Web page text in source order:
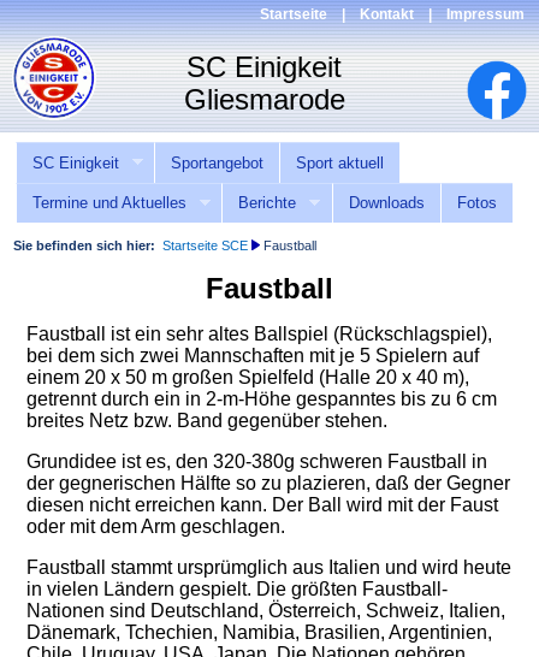
Startseite | Kontakt | Impressum
SC Einigkeit Sportangebot Sport aktuell
Termine und Aktuelles Berichte Downloads Fotos
Sie befinden sich hier: Startseite SCE Faustball
Faustball
Faustball ist ein sehr altes Ballspiel (Rückschlagspiel),
bei dem sich zwei Mannschaften mit je 5 Spielern auf
einem 20 x 50 m großen Spielfeld (Halle 20 x 40 m),
getrennt durch ein in 2-m-Höhe gespanntes bis zu 6 cm
breites Netz bzw. Band gegenüber stehen.
Grundidee ist es, den 320-380g schweren Faustball in
der gegnerischen Hälfte so zu plazieren, daß der Gegner
diesen nicht erreichen kann. Der Ball wird mit der Faust
oder mit dem Arm geschlagen.
Faustball stammt ursprümglich aus Italien und wird heute
in vielen Ländern gespielt. Die größten Faustball-
Nationen sind Deutschland, Österreich, Schweiz, Italien,
Dänemark, Tchechien, Namibia, Brasilien, Argentinien,